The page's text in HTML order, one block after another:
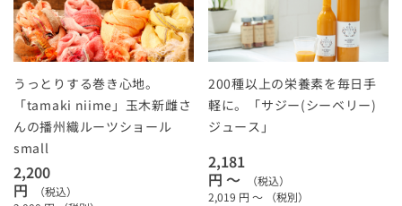
うっとりする巻き心地。
「tamaki niime」玉木新雌さ
んの播州織ルーツショール
small
2,200
円
（税込）
200種以上の栄養素を毎日手
軽に。「サジー(シーベリー)
ジュース」
2,181
円 ～
（税込）
2,019 円 ～ （税別）